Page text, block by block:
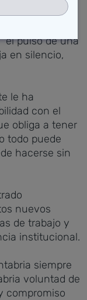
elogio para la
y
el pulso de una
en silencio,
le ha
con el
obliga a tener
todo puede
hacerse sin
nuevos
de trabajo y
institucional.
siempre
voluntad de
compromiso